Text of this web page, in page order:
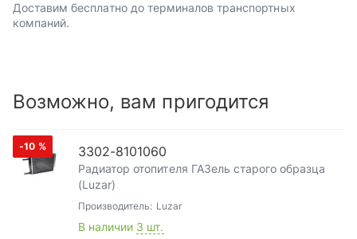
Доставим бесплатно до терминалов транспортных
компаний.
Возможно, вам пригодится
-10 % 3302-8101060
Радиатор отопителя ГАЗель старого образца
(Luzar)
Производитель: Luzar
В наличии 3 шт.